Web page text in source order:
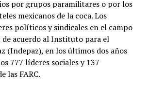
por grupos paramilitares o por los
mexicanos de la coca. Los
políticos y sindicales en el campo
de acuerdo al Instituto para el
(Indepaz), en los últimos dos años
777 líderes sociales y 137
las FARC.